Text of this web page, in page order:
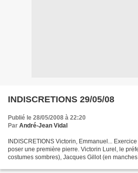
INDISCRETIONS 29/05/08
Publié le 28/05/2008 à 22:20
Par André-Jean Vidal
INDISCRETIONS Victorin, Emmanuel...
poser une première pierre. Victorin Lurel, le
costumes sombres), Jacques Gillot (en